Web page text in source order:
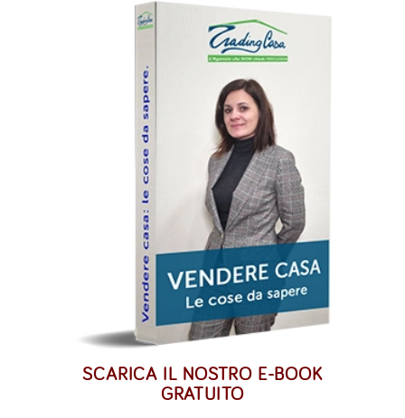
SCARICA IL NOSTRO E-BOOK
GRATUITO